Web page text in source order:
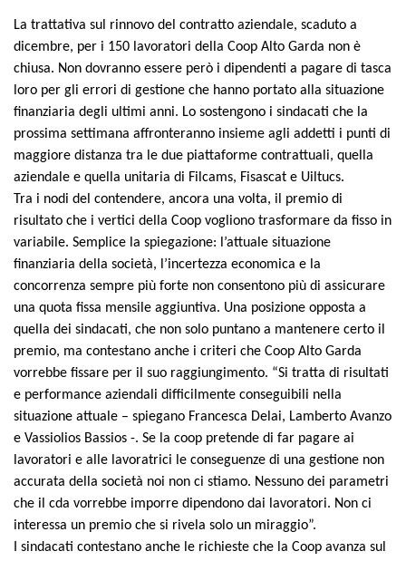
La trattativa sul rinnovo del contratto aziendale, scaduto a
dicembre, per i 150 lavoratori della Coop Alto Garda non è
chiusa. Non dovranno essere però i dipendenti a pagare di tasca
loro per gli errori di gestione che hanno portato alla situazione
finanziaria degli ultimi anni. Lo sostengono i sindacati che la
prossima settimana affronteranno insieme agli addetti i punti di
maggiore distanza tra le due piattaforme contrattuali, quella
aziendale e quella unitaria di Filcams, Fisascat e Uiltucs.
Tra i nodi del contendere, ancora una volta, il premio di
risultato che i vertici della Coop vogliono trasformare da fisso in
variabile. Semplice la spiegazione: l’attuale situazione
finanziaria della società, l’incertezza economica e la
concorrenza sempre più forte non consentono più di assicurare
una quota fissa mensile aggiuntiva. Una posizione opposta a
quella dei sindacati, che non solo puntano a mantenere certo il
premio, ma contestano anche i criteri che Coop Alto Garda
vorrebbe fissare per il suo raggiungimento. “Si tratta di risultati
e performance aziendali difficilmente conseguibili nella
situazione attuale – spiegano Francesca Delai, Lamberto Avanzo
e Vassiolios Bassios -. Se la coop pretende di far pagare ai
lavoratori e alle lavoratrici le conseguenze di una gestione non
accurata della società noi non ci stiamo. Nessuno dei parametri
che il cda vorrebbe imporre dipendono dai lavoratori. Non ci
interessa un premio che si rivela solo un miraggio”.
I sindacati contestano anche le richieste che la Coop avanza sul